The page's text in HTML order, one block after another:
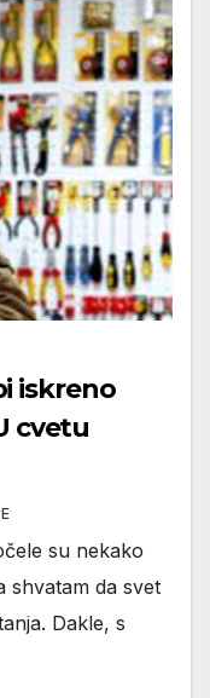
iskreno
cvetu
su nekako
shvatam da svet
Dakle, s